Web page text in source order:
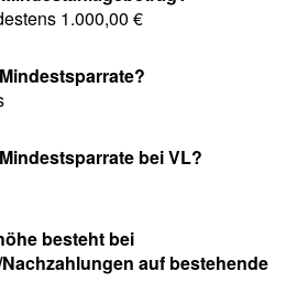
1.000,00 €
bei VL?
besteht bei
auf bestehende